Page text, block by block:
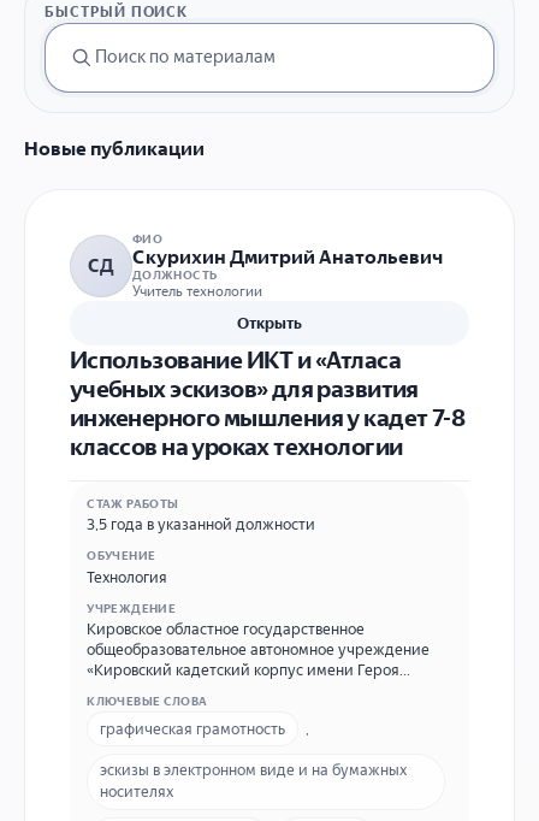
БЫСТРЫЙ ПОИСК
Новые публикации
СД
ФИО
Скурихин Дмитрий Анатольевич
ДОЛЖНОСТЬ
Учитель технологии
Открыть
Использование ИКТ и «Атласа
учебных эскизов» для развития
инженерного мышления у кадет 7-8
классов на уроках технологии
СТАЖ РАБОТЫ
3,5 года в указанной должности
ОБУЧЕНИЕ
Технология
УЧРЕЖДЕНИЕ
Кировское областное государственное
общеобразовательное автономное учреждение
«Кировский кадетский корпус имени Героя
КОГОАУ «Кировский кадетский корпус» 613030,
Российская Федерация, Кировская область,
Ленина, д. 1 Телефон: +7 (83361) 73-555
Электронная почта: kirov.kadet-korpus@yandex.ru
КЛЮЧЕВЫЕ СЛОВА
графическая грамотность
эскизы в электронном виде и на бумажных
носителях